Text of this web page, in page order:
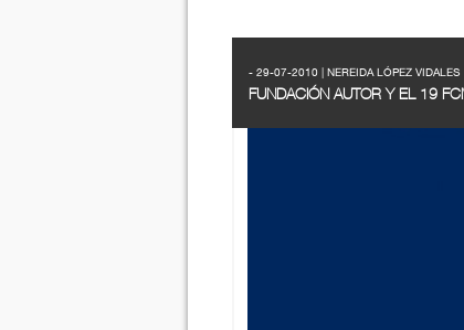
- 29-07-2010 | NEREIDA LÓPEZ VIDALES
FUNDACIÓN AUTOR Y EL 19